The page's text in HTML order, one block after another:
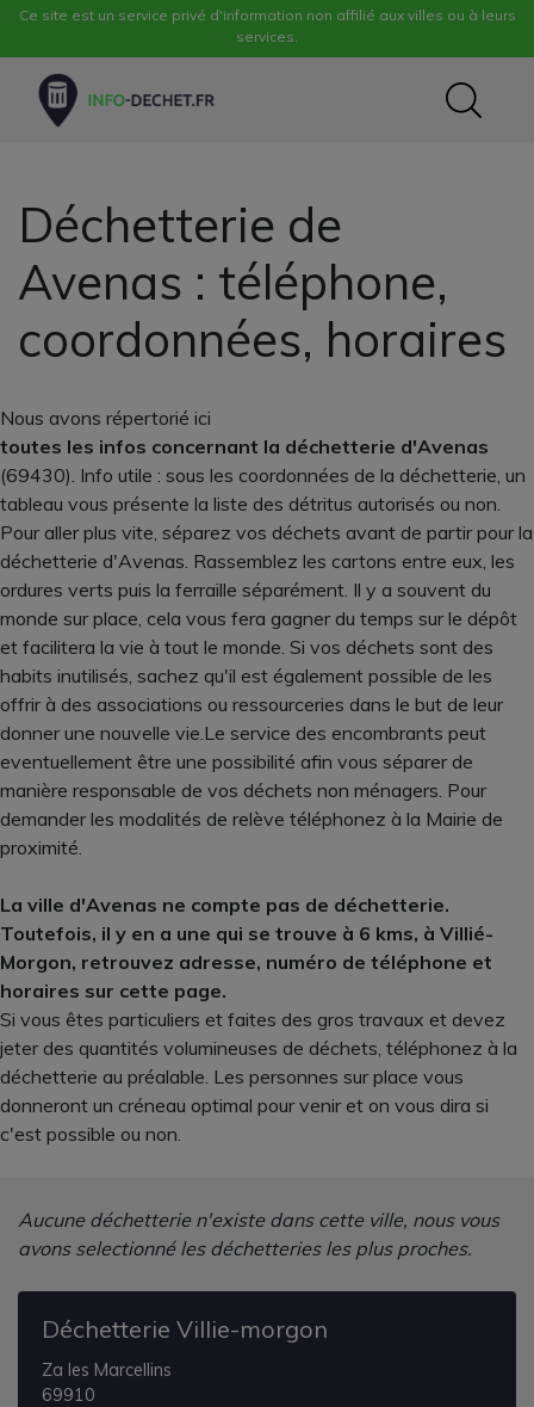
Ce site est un service privé d'information non affilié aux villes ou à leurs
services.
Déchetterie de
Avenas : téléphone,
coordonnées, horaires
Nous avons répertorié ici
toutes les infos concernant la déchetterie d'Avenas
(69430). Info utile : sous les coordonnées de la déchetterie, un
tableau vous présente la liste des détritus autorisés ou non.
Pour aller plus vite, séparez vos déchets avant de partir pour la
déchetterie d'Avenas. Rassemblez les cartons entre eux, les
ordures verts puis la ferraille séparément. Il y a souvent du
monde sur place, cela vous fera gagner du temps sur le dépôt
et facilitera la vie à tout le monde. Si vos déchets sont des
habits inutilisés, sachez qu'il est également possible de les
offrir à des associations ou ressourceries dans le but de leur
donner une nouvelle vie.Le service des encombrants peut
eventuellement être une possibilité afin vous séparer de
manière responsable de vos déchets non ménagers. Pour
demander les modalités de relève téléphonez à la Mairie de
proximité.
La ville d'Avenas ne compte pas de déchetterie.
Toutefois, il y en a une qui se trouve à 6 kms, à Villié-
Morgon, retrouvez adresse, numéro de téléphone et
horaires sur cette page.
Si vous êtes particuliers et faites des gros travaux et devez
jeter des quantités volumineuses de déchets, téléphonez à la
déchetterie au préalable. Les personnes sur place vous
donneront un créneau optimal pour venir et on vous dira si
c'est possible ou non.
Aucune déchetterie n'existe dans cette ville, nous vous
avons selectionné les déchetteries les plus proches.
Déchetterie Villie-morgon
Za les Marcellins
69910